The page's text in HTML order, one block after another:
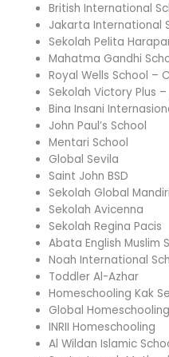
British International
Jakarta International
Sekolah Pelita
Mahatma Gandhi
Royal Wells School –
Sekolah Victory Plus
Bina Insani
John Paul’s School
Mentari School
Global Sevila
Saint John BSD
Sekolah Global Mandiri
Sekolah Avicenna
Sekolah Regina Pacis
Abata English Muslim
Noah International
Toddler Al-Azhar
Homeschooling Kak
Global Homeschooling
INRII Homeschooling
Al Wildan Islamic